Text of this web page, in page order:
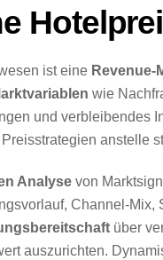
ist eine Revenue-
wie
und verbleibendes
anstelle
Analyse von
Channel-Mix,
über
auszurichten.